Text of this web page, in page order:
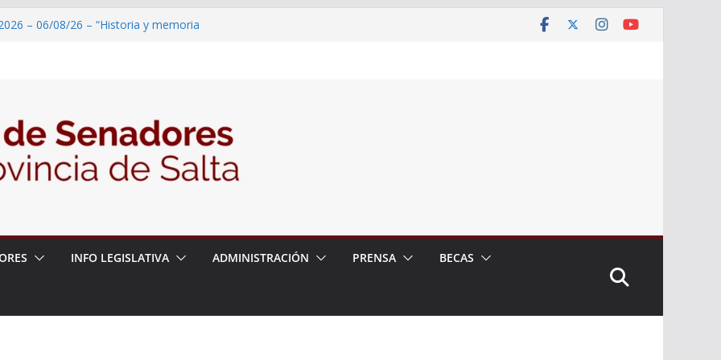
– 06/08/26 – “Historia y memoria
– 06/08/26 – Presentación del libro
del Dr. Víctor Alfredo Frías
– 06/08/26 – 82° Edición de la Expo
INFO LEGISLATIVA ADMINISTRACIÓN PRENSA BECAS